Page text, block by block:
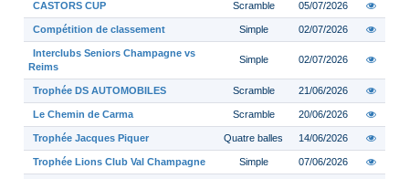
CASTORS CUP Scramble 05/07/2026
Compétition de classement Simple 02/07/2026
Interclubs Seniors Champagne vs
Reims
Simple 02/07/2026
Trophée DS AUTOMOBILES Scramble 21/06/2026
Le Chemin de Carma Scramble 20/06/2026
Trophée Jacques Piquer Quatre balles 14/06/2026
Trophée Lions Club Val Champagne Simple 07/06/2026